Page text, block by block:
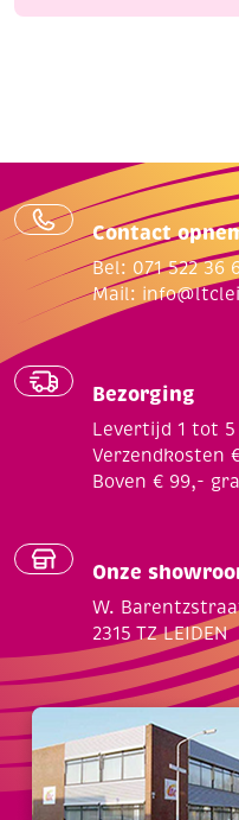
Contact
Bel: 071 522 36
Mail:
Bezorging
Levertijd 1 tot
Verzendkosten
Boven € 99,-
Onze
W.
2315 TZ LEIDEN